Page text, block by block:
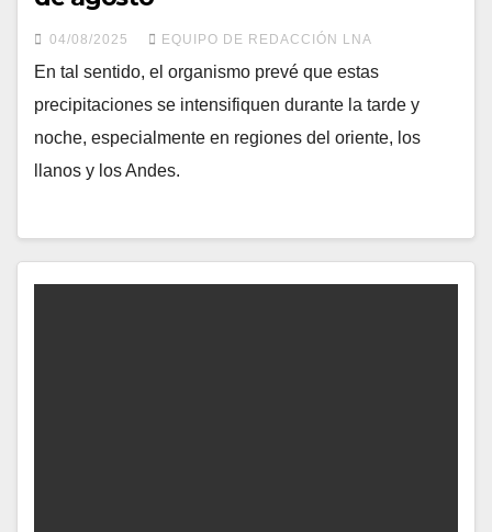
04/08/2025 EQUIPO DE REDACCIÓN LNA
En tal sentido, el organismo prevé que estas
precipitaciones se intensifiquen durante la tarde y
noche, especialmente en regiones del oriente, los
llanos y los Andes.